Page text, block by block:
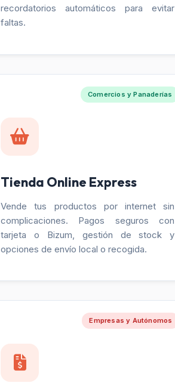
recordatorios automáticos para evitar
faltas.
Comercios y Panaderías
Tienda Online Express
Vende tus productos por internet sin
complicaciones. Pagos seguros con
tarjeta o Bizum, gestión de stock y
opciones de envío local o recogida.
Empresas y Autónomos